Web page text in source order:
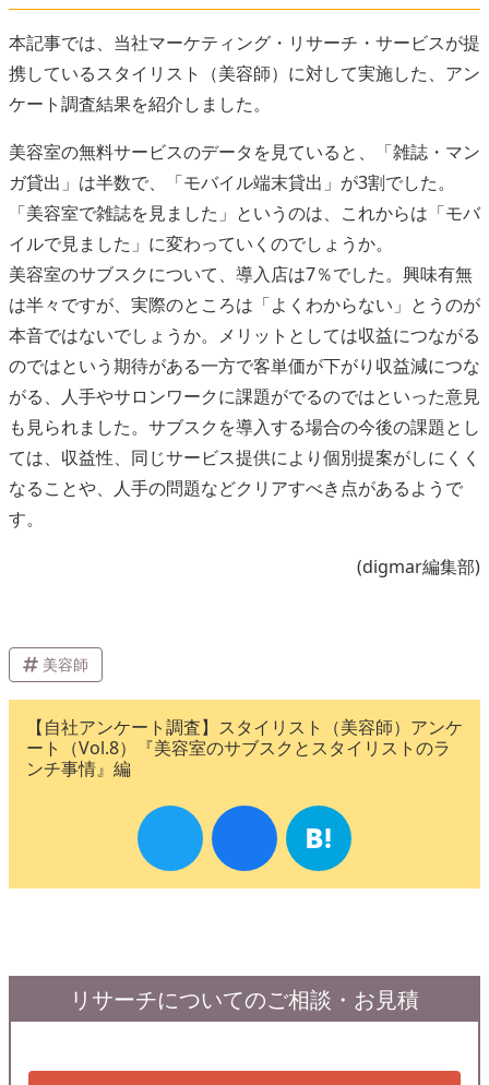
本記事では、当社マーケティング・リサーチ・サービスが提
携しているスタイリスト（美容師）に対して実施した、アン
ケート調査結果を紹介しました。
美容室の無料サービスのデータを見ていると、「雑誌・マン
ガ貸出」は半数で、「モバイル端末貸出」が3割でした。
「美容室で雑誌を見ました」というのは、これからは「モバ
イルで見ました」に変わっていくのでしょうか。
美容室のサブスクについて、導入店は7％でした。興味有無
は半々ですが、実際のところは「よくわからない」とうのが
本音ではないでしょうか。メリットとしては収益につながる
のではという期待がある一方で客単価が下がり収益減につな
がる、人手やサロンワークに課題がでるのではといった意見
も見られました。サブスクを導入する場合の今後の課題とし
ては、収益性、同じサービス提供により個別提案がしにくく
なることや、人手の問題などクリアすべき点があるようで
す。
(digmar編集部)
美容師
【自社アンケート調査】スタイリスト（美容師）アンケ
ート（Vol.8）『美容室のサブスクとスタイリストのラ
ンチ事情』編
リサーチについてのご相談・お見積